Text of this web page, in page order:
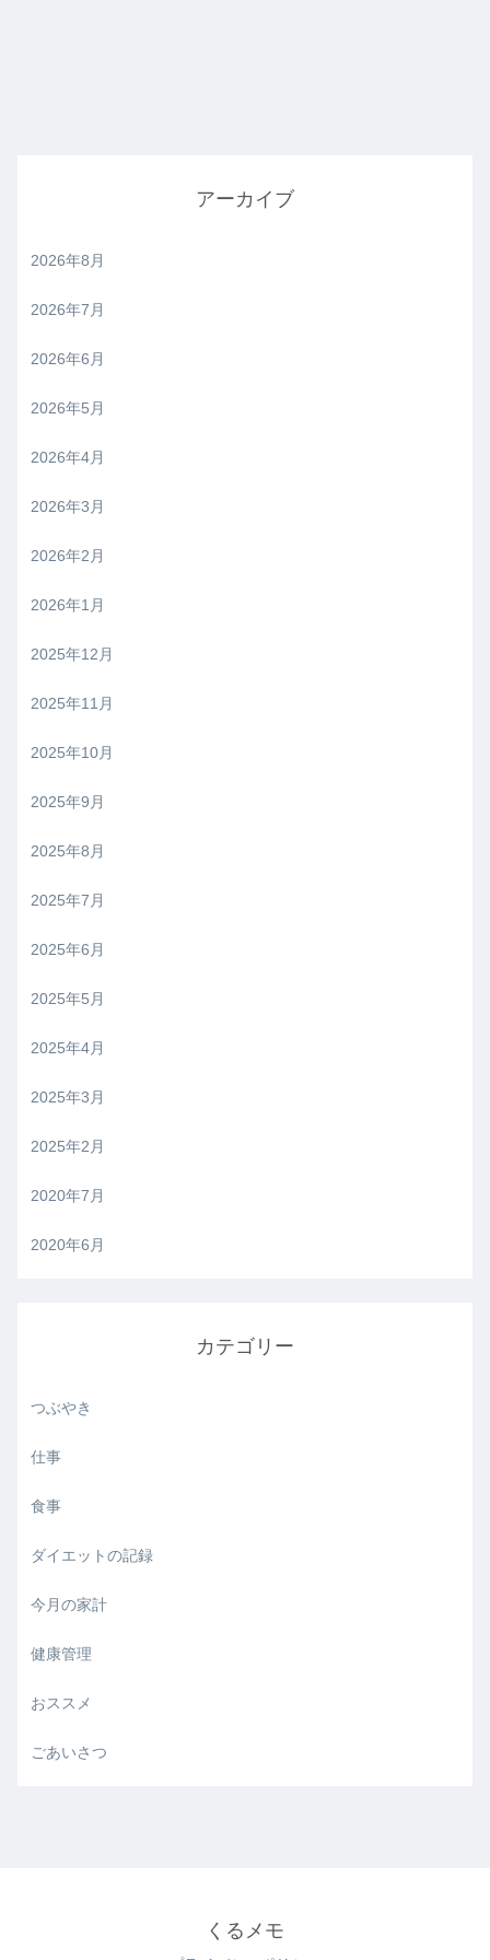
アーカイブ
2026年8月
2026年7月
2026年6月
2026年5月
2026年4月
2026年3月
2026年2月
2026年1月
2025年12月
2025年11月
2025年10月
2025年9月
2025年8月
2025年7月
2025年6月
2025年5月
2025年4月
2025年3月
2025年2月
2020年7月
2020年6月
カテゴリー
つぶやき
仕事
食事
ダイエットの記録
今月の家計
健康管理
おススメ
ごあいさつ
くるメモ